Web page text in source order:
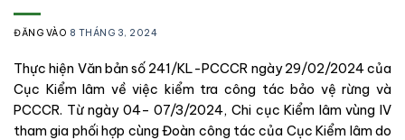
ĐĂNG VÀO 8 THÁNG 3, 2024
Thực hiện Văn bản số 241/KL-PCCCR ngày 29/02/2024 của
Cục Kiểm lâm về việc kiểm tra công tác bảo vệ rừng và
PCCCR. Từ ngày 04– 07/3/2024, Chi cục Kiểm lâm vùng IV
tham gia phối hợp cùng Đoàn công tác của Cục Kiểm lâm do